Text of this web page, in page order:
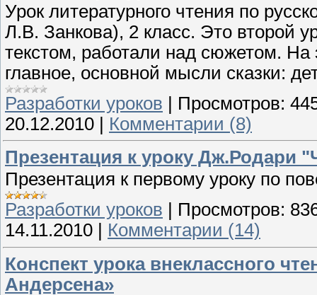
Урок литературного чтения по
Л.В. Занкова), 2 класс. Это второй
текстом, работали над сюжетом. На
главное, основной мысли сказки:
Разработки уроков | Просмотров:
20.12.2010 | Комментарии (8)
Презентация к уроку Дж.Родари
Презентация к первому уроку по
Разработки уроков
Просмотров:
14.11.2010
Комментарии (14)
Конспект урока внеклассного
Андерсена»